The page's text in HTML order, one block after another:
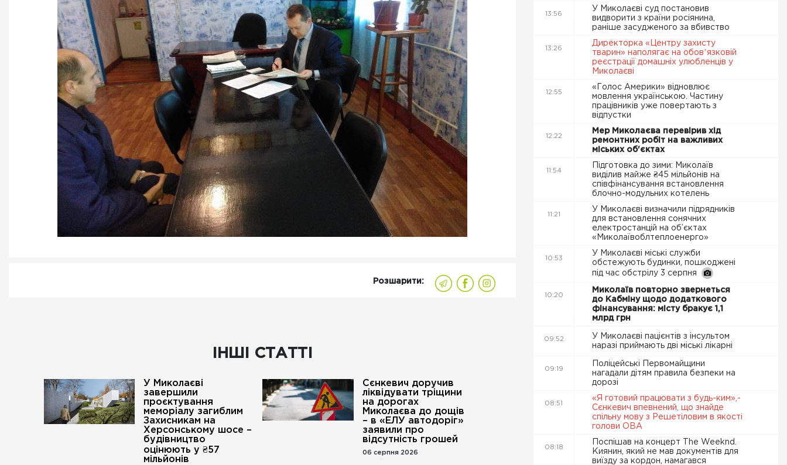
Розшарити:
ІНШІ СТАТТІ
У Миколаєві
завершили
проєктування
меморіалу загиблим
Захисникам на
Херсонському шосе –
будівництво
оцінюють у ₴57
мільйонів
Сєнкевич доручив
ліквідувати тріщини
на дорогах
Миколаєва до дощів
– в «ЕЛУ автодоріг»
заявили про
відсутність грошей
06 серпня 2026
13:56
У Миколаєві суд постановив
видворити з країни росіянина,
раніше засудженого за вбивство
13:26
Директорка «Центру захисту
тварин» наполягає на обовʼязковій
реєстрації домашніх улюбленців у
Миколаєві
12:55
«Голос Америки» відновлює
мовлення українською. Частину
працівників уже повертають з
відпустки
12:22
Мер Миколаєва перевірив хід
ремонтних робіт на важливих
міських об'єктах
11:54
Підготовка до зими: Миколаїв
виділив майже ₴45 мільйонів на
співфінансування встановлення
блочно-модульних котелень
11:21
У Миколаєві визначили підрядників
для встановлення сонячних
електростанцій на об’єктах
«Миколаївоблтеплоенерго»
10:53
У Миколаєві міські служби
обстежують будинки, пошкоджені
під час обстрілу 3 серпня
10:20
Миколаїв повторно звернеться
до Кабміну щодо додаткового
фінансування: місту бракує 1,1
млрд грн
09:52
У Миколаєві пацієнтів з інсультом
наразі приймають дві міські лікарні
09:19
Поліцейські Первомайщини
нагадали дітям правила безпеки на
дорозі
08:51
«Я готовий працювати з будь-ким»,-
Сєнкевич впевнений, що знайде
спільну мову з Решетіловим в якості
голови ОВА
08:18
Поспішав на концерт The Weeknd.
Киянин, який не мав документів для
виїзду за кордон, намагався